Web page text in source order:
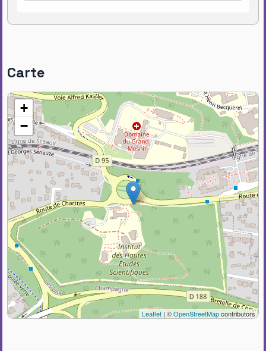
Carte
+
−
Leaflet | ©OpenStreetMapcontributors